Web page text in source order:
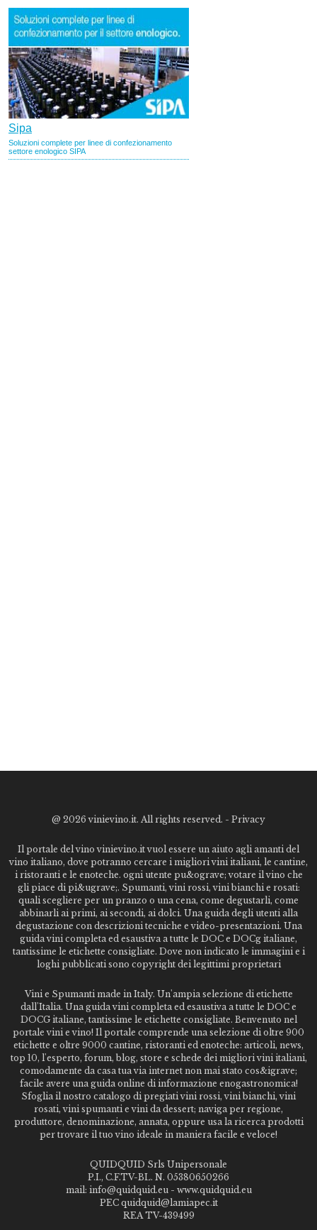
@ 2026 vinievino.it. All rights reserved. - Privacy
Il portale del vino vinievino.it vuol essere un aiuto agli amanti del
vino italiano, dove potranno cercare i migliori vini italiani, le cantine,
i ristoranti e le enoteche. ogni utente pu&ograve; votare il vino che
gli piace di pi&ugrave;. Spumanti, vini rossi, vini bianchi e rosati:
quali scegliere per un pranzo o una cena, come degustarli, come
abbinarli ai primi, ai secondi, ai dolci. Una guida degli utenti alla
degustazione con descrizioni tecniche e video-presentazioni. Una
guida vini completa ed esaustiva a tutte le DOC e DOCg italiane,
tantissime le etichette consigliate. Dove non indicato le immagini e i
loghi pubblicati sono copyright dei legittimi proprietari
Vini e Spumanti made in Italy. Un'ampia selezione di etichette
dall'Italia. Una guida vini completa ed esaustiva a tutte le DOC e
DOCG italiane, tantissime le etichette consigliate. Benvenuto nel
portale vini e vino! Il portale comprende una selezione di oltre 900
etichette e oltre 9000 cantine, ristoranti ed enoteche: articoli, news,
top 10, l'esperto, forum, blog, store e schede dei migliori vini italiani,
comodamente da casa tua via internet non mai stato cos&igrave;
facile avere una guida online di informazione enogastronomica!
Sfoglia il nostro catalogo di pregiati vini rossi, vini bianchi, vini
rosati, vini spumanti e vini da dessert; naviga per regione,
produttore, denominazione, annata, oppure usa la ricerca prodotti
per trovare il tuo vino ideale in maniera facile e veloce!
QUIDQUID Srls Unipersonale
P.I., C.F.TV-BL. N. 05380650266
mail: info@quidquid.eu - www.quidquid.eu
PEC quidquid@lamiapec.it
REA TV-439499